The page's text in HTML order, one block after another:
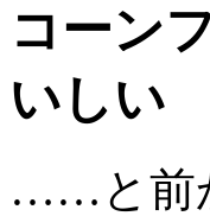
コーン
いしい
……と前